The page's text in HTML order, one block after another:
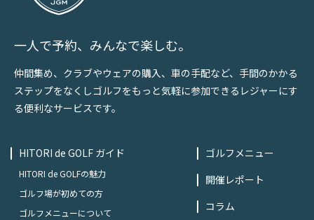
一人で予約、みんなで楽しむ。
仲間集め、クラブやウェアの購入、車の手配など、手間のかかる
ステップをなくしゴルフをもっと気軽に参加できるレジャーにす
る便利なサービスです。
HITORI de GOLF ガイド
HITORI de GOLFの魅力
ゴルフ場が初めての方
ゴルフメニューについて
ゴルフメニュー
開催レポート
コラム